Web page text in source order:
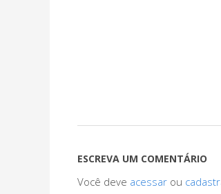
ESCREVA UM COMENTÁRIO
Você deve acessar ou